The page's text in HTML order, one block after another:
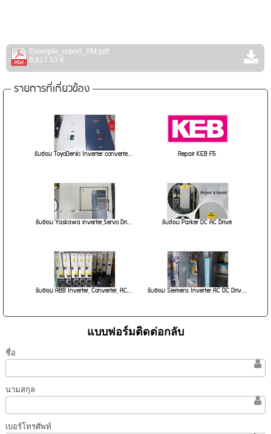
Example_report_PM.pdf
8,817.53 K
รายการที่เกี่ยวข้อง
รับซ่อม ToyoDenki Inverter converte... Repair KEB F5
รับซ่อม Yaskawa inverter,Servo Dri... รับซ่อม Parker DC AC Drive
รับซ่อม ABB Inverter, Converter, AC... รับซ่อม Siemens Inverter AC DC Driv...
แบบฟอร์มติดต่อกลับ
ชื่อ
นามสกุล
เบอร์โทรศัพท์